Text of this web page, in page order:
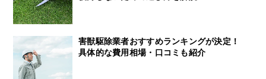
害獣駆除業者おすすめランキングが決定！
具体的な費用相場・口コミも紹介